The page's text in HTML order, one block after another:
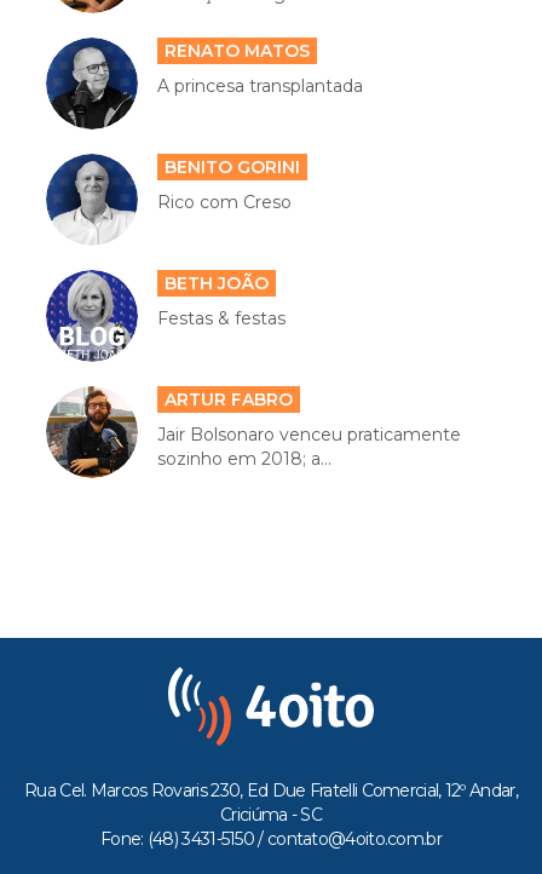
RENATO MATOS
A princesa transplantada
BENITO GORINI
Rico com Creso
BETH JOÃO
Festas & festas
ARTUR FABRO
Jair Bolsonaro venceu praticamente
sozinho em 2018; a...
Rua Cel. Marcos Rovaris 230, Ed Due Fratelli Comercial, 12º Andar,
Criciúma - SC
Fone: (48) 3431-5150 / contato@4oito.com.br